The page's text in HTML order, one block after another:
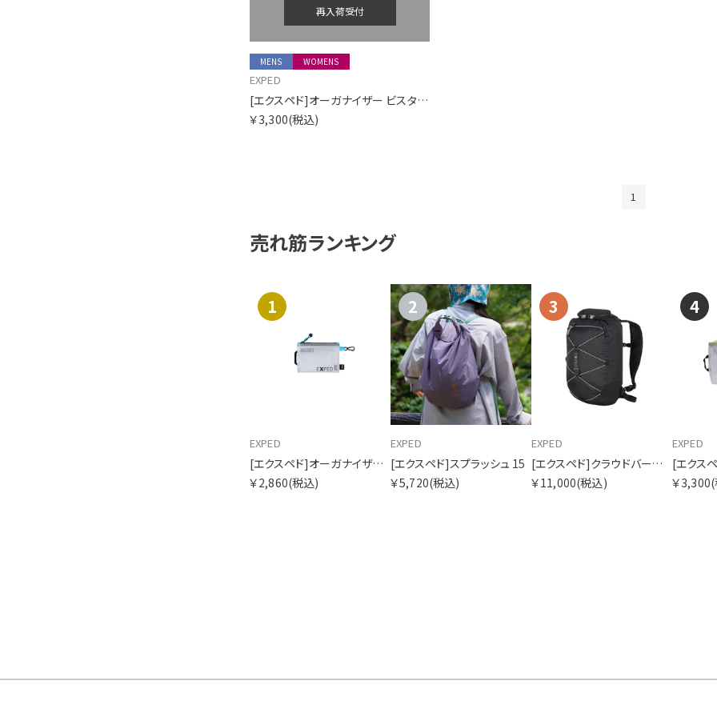
再入荷受付
MENS WOMENS
EXPED
[エクスペド]オーガナイザー ビスタ A6
￥3,300(税込)
1
売れ筋ランキング
1
EXPED
[エクスペド]オーガナイザービスタ ミニ
￥2,860(税込)
2
EXPED
[エクスペド]スプラッシュ 15
￥5,720(税込)
3
EXPED
[エクスペド]クラウドバースト 15
￥11,000(税込)
4
EXPED
￥3,300